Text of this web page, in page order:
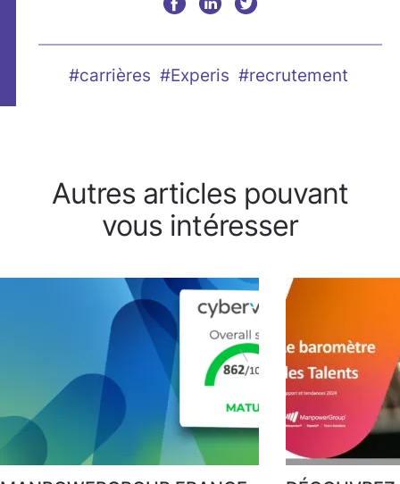
#carrières #Experis #recrutement
Autres articles pouvant
vous intéresser